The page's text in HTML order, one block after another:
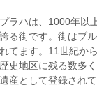
ラハは、1000年以
る街です。街はブ
てます。11世紀か
史地区に残る数多
産として登録されて